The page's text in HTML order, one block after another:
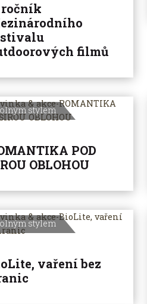
ročník
filmů
stylem
POD
OBLOHOU
stylem
vaření bez